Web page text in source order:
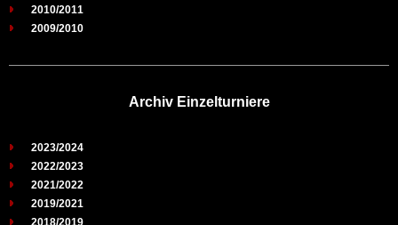
2010/2011
2009/2010
Archiv Einzelturniere
2023/2024
2022/2023
2021/2022
2019/2021
2018/2019